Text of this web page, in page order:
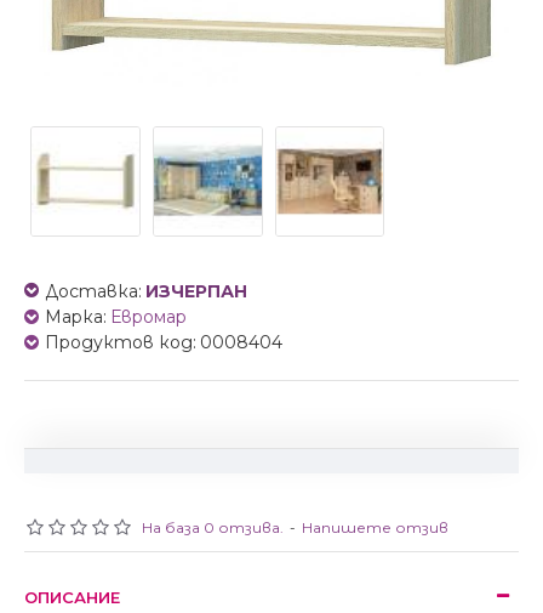
На база 0 отзива. - Напишете отзив
Доставка: ИЗЧЕРПАН
Марка: Евромар
Продуктов код: 0008404
ОПИСАНИЕ